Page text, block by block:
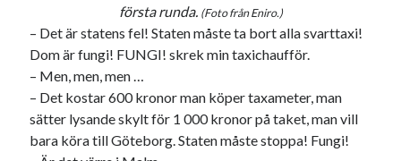
första runda. (Foto från Eniro.)
– Det är statens fel! Staten måste ta bort alla svarttaxi!
Dom är fungi! FUNGI! skrek min taxichaufför.
– Men, men, men …
– Det kostar 600 kronor man köper taxameter, man
sätter lysande skylt för 1 000 kronor på taket, man vill
bara köra till Göteborg. Staten måste stoppa! Fungi!